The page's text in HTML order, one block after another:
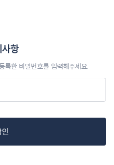
항
록한 비밀번호를 입력해주세요.